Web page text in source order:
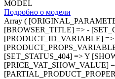
MODEL
Подробно о модели
Array ( [ORIGINAL_PARAMETERS] => Array ( [IBLOCK_TYPE] => instock [IBLOCK_ID] => 17 [PROPERTY_CODE] => Array ( ) [META_KEYWORDS] => - [META_DESCRIPTION] => - [BROWSER_TITLE] => - [SET_CANONICAL_URL] => N [BASKET_URL] => /personal/basket.php [SHOW_SKU_DESCRIPTION] => N [ACTION_VARIABLE] => action [PRODUCT_ID_VARIABLE] => id [SECTION_ID_VARIABLE] => SECTION_ID [CHECK_SECTION_ID_VARIABLE] => N [PRODUCT_QUANTITY_VARIABLE] => quantity [PRODUCT_PROPS_VARIABLE] => prop [CACHE_TYPE] => A [CACHE_TIME] => 36000000 [CACHE_GROUPS] => Y [SET_TITLE] => Y [SET_LAST_MODIFIED] => N [MESSAGE_404] => [SET_STATUS_404] => Y [SHOW_404] => Y [FILE_404] => [PRICE_CODE] => Array ( ) [USE_PRICE_COUNT] => N [SHOW_PRICE_COUNT] => 1 [PRICE_VAT_INCLUDE] => Y [PRICE_VAT_SHOW_VALUE] => N [USE_PRODUCT_QUANTITY] => N [PRODUCT_PROPERTIES] => Array ( ) [ADD_PROPERTIES_TO_BASKET] => Y [PARTIAL_PRODUCT_PROPERTIES] => N [LINK_IBLOCK_TYPE] => [LINK_IBLOCK_ID] => [LINK_PROPERTY_SID] => [LINK_ELEMENTS_URL] => link.php?PARENT_ELEMENT_ID=#ELEMENT_ID# [OFFERS_CART_PROPERTIES] => Array ( ) [OFFERS_FIELD_CODE] => [OFFERS_PROPERTY_CODE] => Array ( ) [OFFERS_SORT_FIELD] => [OFFERS_SORT_ORDER] => [OFFERS_SORT_FIELD2] =>